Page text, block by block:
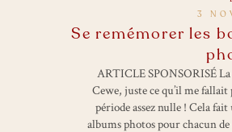
ARTICLE SPONSORISÉ
Cewe, juste ce qu’il me
période assez nulle ! Cela
albums photos pour chacun de
3
Se remémorer les